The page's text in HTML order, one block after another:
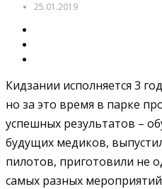
25.01.2019
Кидзании исполняется 3
но за это время в парке
успешных результатов –
будущих медиков,
пилотов, приготовили не
самых разных